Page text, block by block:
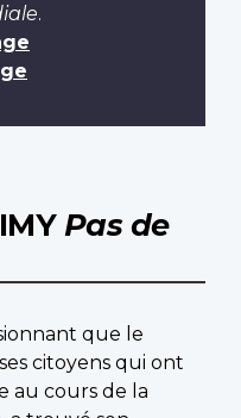
.
Pas de
que le
citoyens qui ont
au cours de la